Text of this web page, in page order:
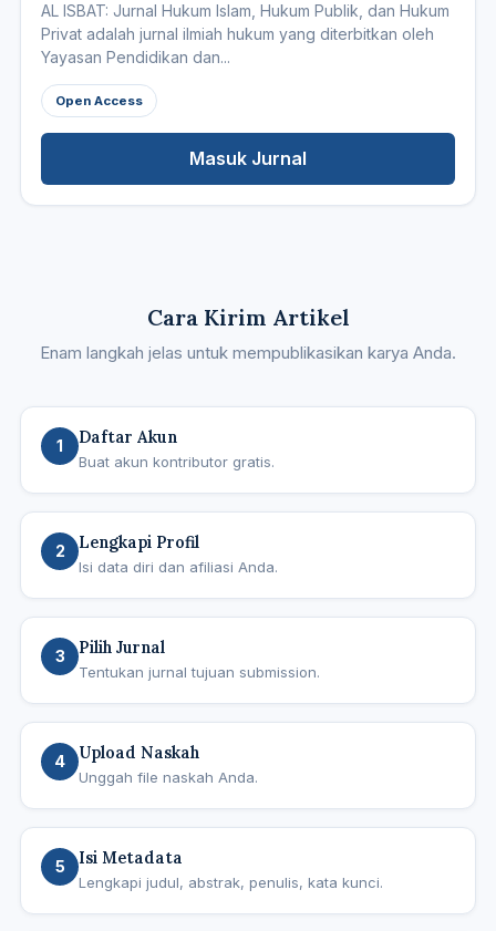
AL ISBAT: Jurnal Hukum Islam, Hukum Publik, dan Hukum
Privat adalah jurnal ilmiah hukum yang diterbitkan oleh
Yayasan Pendidikan dan...
Open Access
Masuk Jurnal
Cara Kirim Artikel
Enam langkah jelas untuk mempublikasikan karya Anda.
1 Daftar Akun
Buat akun kontributor gratis.
2 Lengkapi Profil
Isi data diri dan afiliasi Anda.
3 Pilih Jurnal
Tentukan jurnal tujuan submission.
4 Upload Naskah
Unggah file naskah Anda.
5 Isi Metadata
Lengkapi judul, abstrak, penulis, kata kunci.